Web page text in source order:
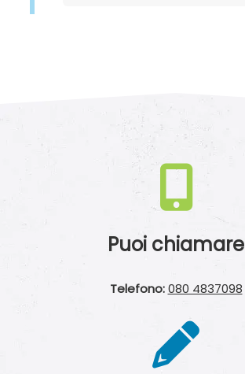
Puoi chiamare
Telefono: 080 4837098